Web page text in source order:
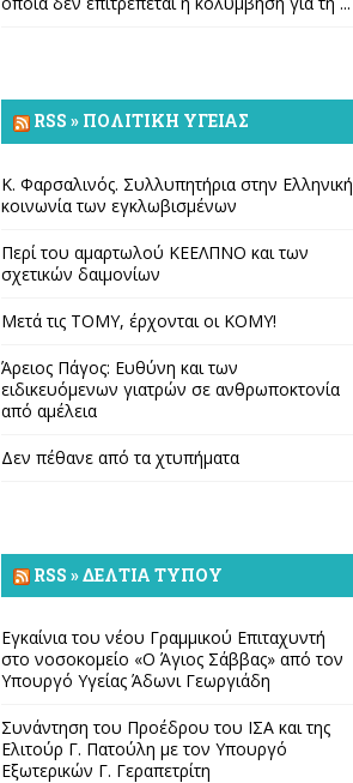
RSS » ΠΟΛΙΤΙΚΉ ΥΓΕΊΑΣ
Κ. Φαρσαλινός. Συλλυπητήρια στην Ελληνική
κοινωνία των εγκλωβισμένων
Περί του αμαρτωλού ΚΕΕΛΠΝΟ και των
σχετικών δαιμονίων
Μετά τις ΤΟΜΥ, έρχονται οι ΚΟΜΥ!
Άρειος Πάγος: Ευθύνη και των
ειδικευόμενων γιατρών σε ανθρωποκτονία
από αμέλεια
Δεν πέθανε από τα χτυπήματα
RSS » ΔΕΛΤΊΑ ΤΎΠΟΥ
Εγκαίνια του νέου Γραμμικού Επιταχυντή
στο νοσοκομείο «Ο Άγιος Σάββας» από τον
Υπουργό Υγείας Άδωνι Γεωργιάδη
Συνάντηση του Προέδρου του ΙΣΑ και της
Ελιτούρ Γ. Πατούλη με τον Υπουργό
Εξωτερικών Γ. Γεραπετρίτη